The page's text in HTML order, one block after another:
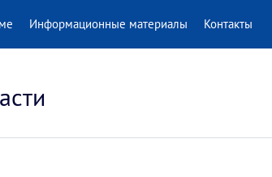
Информационные материалы Контакты